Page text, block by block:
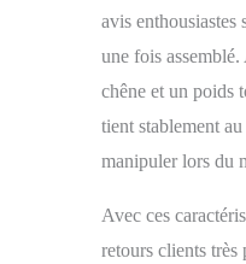
avis enthousiastes
une fois
chêne et un poids
tient stablement
manipuler lors du
Avec ces
retours clients très